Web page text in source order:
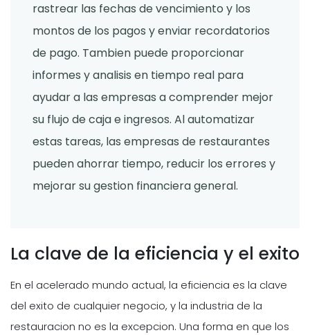
rastrear las fechas de vencimiento y los
montos de los pagos y enviar recordatorios
de pago. Tambien puede proporcionar
informes y analisis en tiempo real para
ayudar a las empresas a comprender mejor
su flujo de caja e ingresos. Al automatizar
estas tareas, las empresas de restaurantes
pueden ahorrar tiempo, reducir los errores y
mejorar su gestion financiera general.
La clave de la eficiencia y el exito
En el acelerado mundo actual, la eficiencia es la clave
del exito de cualquier negocio, y la industria de la
restauracion no es la excepcion. Una forma en que los